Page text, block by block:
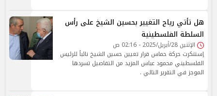
هل تأتي رياح التغيير بحسين الشيخ على رأس
السلطة الفلسطينية
الإثنين 28/أبريل/2025 - 02:16 ص
إستنكرت حركة حماس قرار تعيين حسين الشيخ نائباً للرئيس
الفلسطيني محمود عباس المزيد من التفاصيل تسردها
الموجز في التقرير التالي .